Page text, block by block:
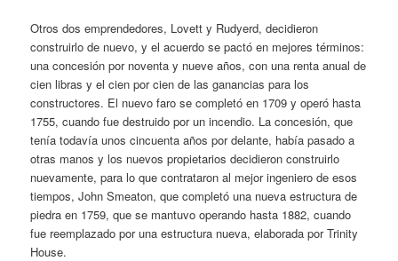
Otros dos emprendedores, Lovett y Rudyerd, decidieron
construirlo de nuevo, y el acuerdo se pactó en mejores términos:
una concesión por noventa y nueve años, con una renta anual de
cien libras y el cien por cien de las ganancias para los
constructores. El nuevo faro se completó en 1709 y operó hasta
1755, cuando fue destruido por un incendio. La concesión, que
tenía todavía unos cincuenta años por delante, había pasado a
otras manos y los nuevos propietarios decidieron construirlo
nuevamente, para lo que contrataron al mejor ingeniero de esos
tiempos, John Smeaton, que completó una nueva estructura de
piedra en 1759, que se mantuvo operando hasta 1882, cuando
fue reemplazado por una estructura nueva, elaborada por Trinity
House.